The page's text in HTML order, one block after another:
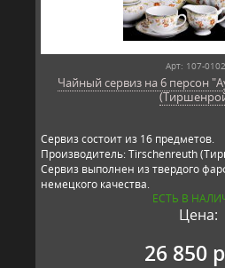
Арт: 107-
Чайный сервиз на 6 персон
Сервиз состоит из 16 предметов.
Производитель: Tirschenreuth
Сервиз выполнен из твердого
немецкого качества.
ЕСТЬ В
Цена:
26 850